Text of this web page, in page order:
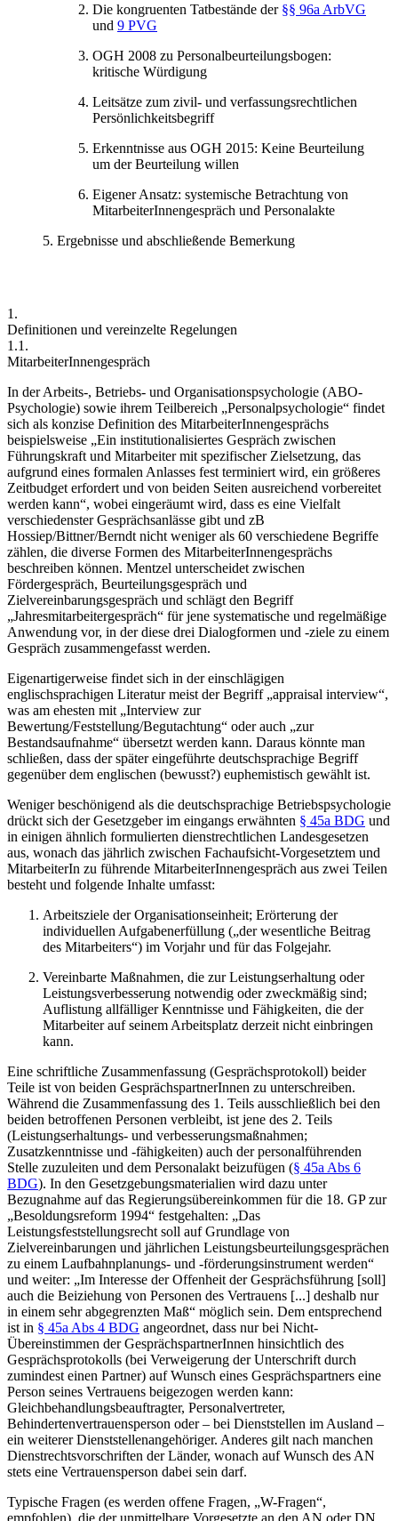
Die kongruenten Tatbestände der §§ 96a ArbVG
und 9 PVG
OGH 2008 zu Personalbeurteilungsbogen:
kritische Würdigung
Leitsätze zum zivil- und verfassungsrechtlichen
Persönlichkeitsbegriff
Erkenntnisse aus OGH 2015: Keine Beurteilung
um der Beurteilung willen
Eigener Ansatz: systemische Betrachtung von
MitarbeiterInnengespräch und Personalakte
Ergebnisse und abschließende Bemerkung
1.
Definitionen und vereinzelte Regelungen
1.1.
MitarbeiterInnengespräch
In der Arbeits-, Betriebs- und Organisationspsychologie (ABO-
Psychologie) sowie ihrem Teilbereich „Personalpsychologie“ findet
sich als konzise Definition des MitarbeiterInnengesprächs
beispielsweise „Ein institutionalisiertes Gespräch zwischen
Führungskraft und Mitarbeiter mit spezifischer Zielsetzung, das
aufgrund eines formalen Anlasses fest terminiert wird, ein größeres
Zeitbudget erfordert und von beiden Seiten ausreichend vorbereitet
werden kann“, wobei eingeräumt wird, dass es eine Vielfalt
verschiedenster Gesprächsanlässe gibt und zB
Hossiep/Bittner/Berndt nicht weniger als 60 verschiedene Begriffe
zählen, die diverse Formen des MitarbeiterInnengesprächs
beschreiben können. Mentzel unterscheidet zwischen
Fördergespräch, Beurteilungsgespräch und
Zielvereinbarungsgespräch und schlägt den Begriff
„Jahresmitarbeitergespräch“ für jene systematische und regelmäßige
Anwendung vor, in der diese drei Dialogformen und -ziele zu einem
Gespräch zusammengefasst werden.
Eigenartigerweise findet sich in der einschlägigen
englischsprachigen Literatur meist der Begriff „appraisal interview“,
was am ehesten mit „Interview zur
Bewertung/Feststellung/Begutachtung“ oder auch „zur
Bestandsaufnahme“ übersetzt werden kann. Daraus könnte man
schließen, dass der später eingeführte deutschsprachige Begriff
gegenüber dem englischen (bewusst?) euphemistisch gewählt ist.
Weniger beschönigend als die deutschsprachige Betriebspsychologie
drückt sich der Gesetzgeber im eingangs erwähnten § 45a BDG und
in einigen ähnlich formulierten dienstrechtlichen Landesgesetzen
aus, wonach das jährlich zwischen Fachaufsicht-Vorgesetztem und
MitarbeiterIn zu führende MitarbeiterInnengespräch aus zwei Teilen
besteht und folgende Inhalte umfasst:
Arbeitsziele der Organisationseinheit; Erörterung der
individuellen Aufgabenerfüllung („der wesentliche Beitrag
des Mitarbeiters“) im Vorjahr und für das Folgejahr.
Vereinbarte Maßnahmen, die zur Leistungserhaltung oder
Leistungsverbesserung notwendig oder zweckmäßig sind;
Auflistung allfälliger Kenntnisse und Fähigkeiten, die der
Mitarbeiter auf seinem Arbeitsplatz derzeit nicht einbringen
kann.
Eine schriftliche Zusammenfassung (Gesprächsprotokoll) beider
Teile ist von beiden GesprächspartnerInnen zu unterschreiben.
Während die Zusammenfassung des 1. Teils ausschließlich bei den
beiden betroffenen Personen verbleibt, ist jene des 2. Teils
(Leistungserhaltungs- und verbesserungsmaßnahmen;
Zusatzkenntnisse und -fähigkeiten) auch der personalführenden
Stelle zuzuleiten und dem Personalakt beizufügen (§ 45a Abs 6
BDG). In den Gesetzgebungsmaterialien wird dazu unter
Bezugnahme auf das Regierungsübereinkommen für die 18. GP zur
„Besoldungsreform 1994“ festgehalten: „Das
Leistungsfeststellungsrecht soll auf Grundlage von
Zielvereinbarungen und jährlichen Leistungsbeurteilungsgesprächen
zu einem Laufbahnplanungs- und -förderungsinstrument werden“
und weiter: „Im Interesse der Offenheit der Gesprächsführung [soll]
auch die Beiziehung von Personen des Vertrauens [...] deshalb nur
in einem sehr abgegrenzten Maß“ möglich sein. Dem entsprechend
ist in § 45a Abs 4 BDG angeordnet, dass nur bei Nicht-
Übereinstimmen der GesprächspartnerInnen hinsichtlich des
Gesprächsprotokolls (bei Verweigerung der Unterschrift durch
zumindest einen Partner) auf Wunsch eines Gesprächspartners eine
Person seines Vertrauens beigezogen werden kann:
Gleichbehandlungsbeauftragter, Personalvertreter,
Behindertenvertrauensperson oder – bei Dienststellen im Ausland –
ein weiterer Dienststellenangehöriger. Anderes gilt nach manchen
Dienstrechtsvorschriften der Länder, wonach auf Wunsch des AN
stets eine Vertrauensperson dabei sein darf.
Typische Fragen (es werden offene Fragen, „W-Fragen“,
empfohlen), die der unmittelbare Vorgesetzte an den AN oder DN